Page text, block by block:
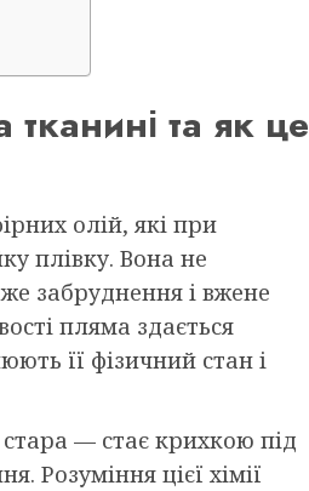
та як це
олій, які при
плівку. Вона не
забруднення і вжене
пляма здається
її фізичний стан і
— стає крихкою під
Розуміння цієї хімії